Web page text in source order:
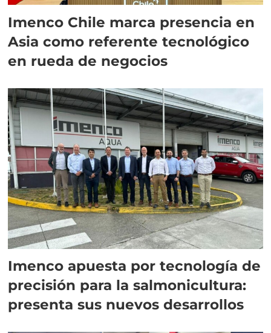
Imenco Chile marca presencia en
Asia como referente tecnológico
en rueda de negocios
Imenco apuesta por tecnología de
precisión para la salmonicultura:
presenta sus nuevos desarrollos